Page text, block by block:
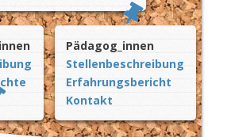
Pädagog_innen
Stellenbeschreibung
Erfahrungsbericht
Kontakt